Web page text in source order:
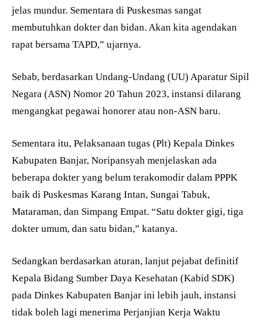
jelas mundur. Sementara di Puskesmas sangat
membutuhkan dokter dan bidan. Akan kita agendakan
rapat bersama TAPD,” ujarnya.
Sebab, berdasarkan Undang-Undang (UU) Aparatur Sipil
Negara (ASN) Nomor 20 Tahun 2023, instansi dilarang
mengangkat pegawai honorer atau non-ASN baru.
Sementara itu, Pelaksanaan tugas (Plt) Kepala Dinkes
Kabupaten Banjar, Noripansyah menjelaskan ada
beberapa dokter yang belum terakomodir dalam PPPK
baik di Puskesmas Karang Intan, Sungai Tabuk,
Mataraman, dan Simpang Empat. “Satu dokter gigi, tiga
dokter umum, dan satu bidan,” katanya.
Sedangkan berdasarkan aturan, lanjut pejabat definitif
Kepala Bidang Sumber Daya Kesehatan (Kabid SDK)
pada Dinkes Kabupaten Banjar ini lebih jauh, instansi
tidak boleh lagi menerima Perjanjian Kerja Waktu